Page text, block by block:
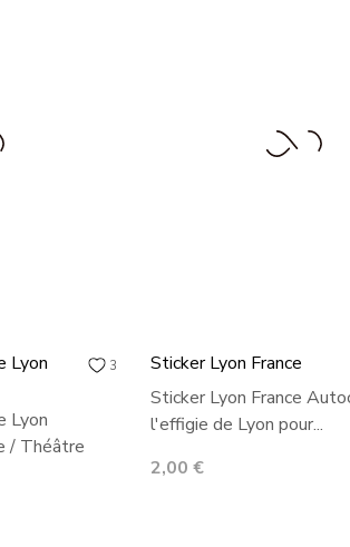
3
Lyon
Lyon
/ Théâtre
Sticker Lyon France
Sticker Lyon France
l'effigie de Lyon pour...
Prix
2,00 €